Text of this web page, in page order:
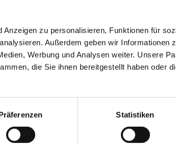
zu personalisieren, Funktionen für
Außerdem geben wir Informationen
Werbung und Analysen weiter. Unsere
die Sie ihnen bereitgestellt haben oder
Statistiken